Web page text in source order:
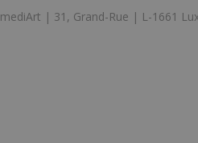
mediArt | 31, Grand-Rue | L-1661